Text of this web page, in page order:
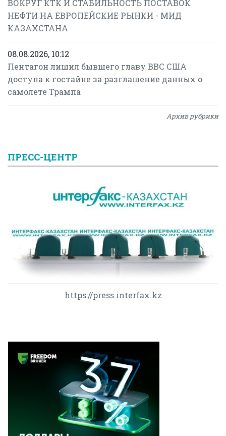
ВОКРУГ КТК И СТАБИЛЬНОСТЬ ПОСТАВОК
НЕФТИ НА ЕВРОПЕЙСКИЕ РЫНКИ - МИД
КАЗАХСТАНА
08.08.2026, 10:12
Пентагон лишил бывшего главу ВВС США
доступа к гостайне за разглашение данных о
самолете Трампа
Архив рубрики
ПРЕСС-ЦЕНТР
https://press.interfax.kz